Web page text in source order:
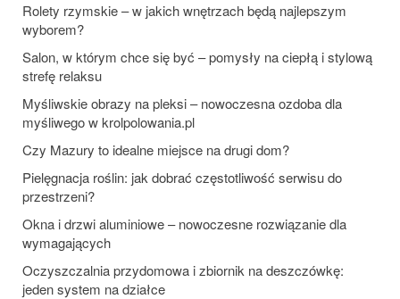
Rolety rzymskie – w jakich wnętrzach będą najlepszym
wyborem?
Salon, w którym chce się być – pomysły na ciepłą i stylową
strefę relaksu
Myśliwskie obrazy na pleksi – nowoczesna ozdoba dla
myśliwego w krolpolowania.pl
Czy Mazury to idealne miejsce na drugi dom?
Pielęgnacja roślin: jak dobrać częstotliwość serwisu do
przestrzeni?
Okna i drzwi aluminiowe – nowoczesne rozwiązanie dla
wymagających
Oczyszczalnia przydomowa i zbiornik na deszczówkę:
jeden system na działce